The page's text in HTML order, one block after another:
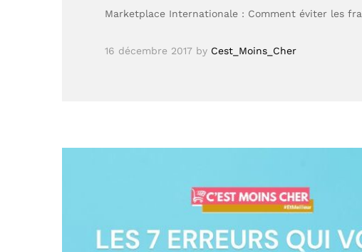
Marketplace Internationale : Comment éviter les
16 décembre 2017 by Cest_Moins_Cher